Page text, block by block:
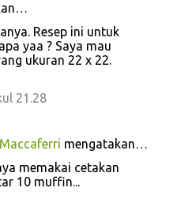
Resep ini untuk
yaa ? Saya mau
ukuran 22 x 22.
21.28
mengatakan…
memakai cetakan
10 muffin...